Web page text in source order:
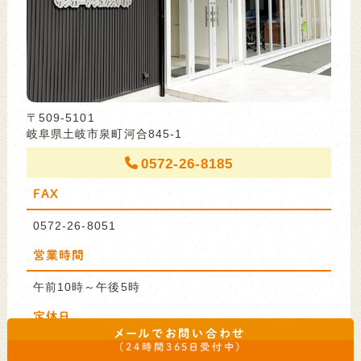
メールでお問い合わせ
（24時間365日受付中）
〒509-5101
岐阜県土岐市泉町河合845-1
0572-26-8185
FAX
0572-26-8051
営業時間
午前10時～午後5時
定休日
毎週水曜日・他シフト制